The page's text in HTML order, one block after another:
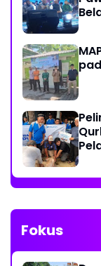
Fokus